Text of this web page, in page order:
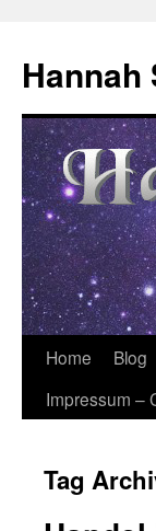
content
Hannah
Home Blog
Impressum –
Tag